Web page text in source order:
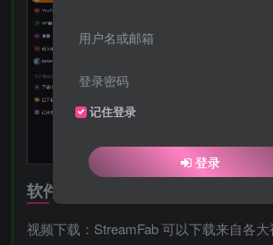
软件功能
视频下载：StreamFab 可以下载来自各
用户名或邮箱
登录密码
记住登录
登录